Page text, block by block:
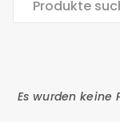
Es wurden keine